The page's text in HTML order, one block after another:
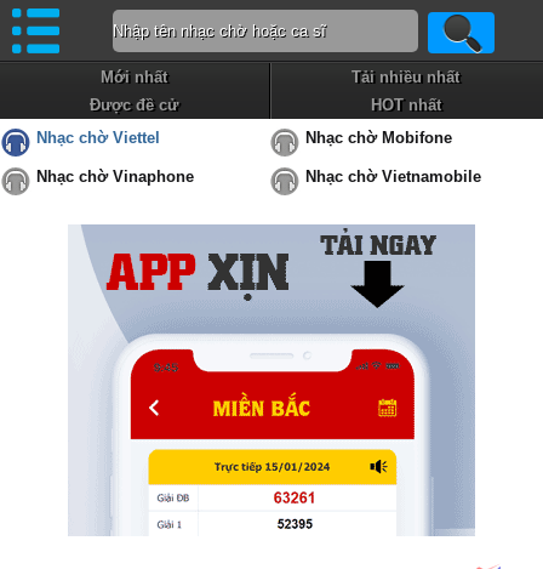
Mới nhất
Tải nhiều nhất
Được đề cử
HOT nhất
Nhạc chờ Viettel
Nhạc chờ Mobifone
Nhạc chờ Vinaphone Nhạc chờ Vietnamobile